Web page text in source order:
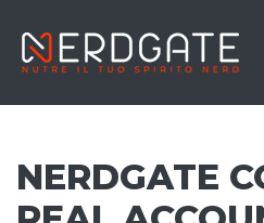
NERDGATE